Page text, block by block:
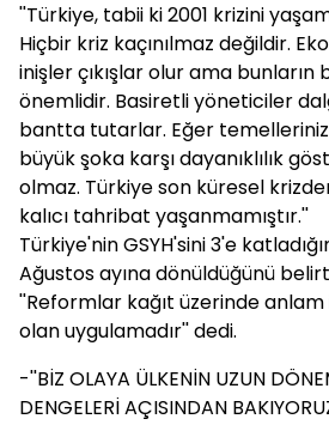
''Türkiye, tabii ki 2001 krizini
Hiçbir kriz kaçınılmaz değildir.
inişler çıkışlar olur ama bunların
önemlidir. Basiretli yöneticiler
bantta tutarlar. Eğer
büyük şoka karşı dayanıklılık
olmaz. Türkiye son küresel
kalıcı tahribat yaşanmamıştır.''
Türkiye'nin GSYH'sini 3'e
Ağustos ayına dönüldüğünü
''Reformlar kağıt üzerinde anlam
olan uygulamadır'' dedi.
-''BİZ OLAYA ÜLKENİN UZUN
DENGELERİ AÇISINDAN